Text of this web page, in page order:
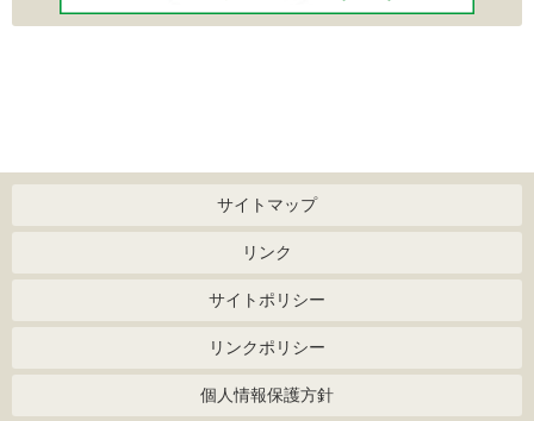
サイトマップ
リンク
サイトポリシー
リンクポリシー
個人情報保護方針